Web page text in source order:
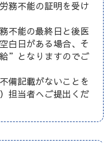
務不能の証明を受け
不能の最終日と後医
白日がある場合、そ
”となりますのでご
備記載がないことを
担当者へご提出くだ